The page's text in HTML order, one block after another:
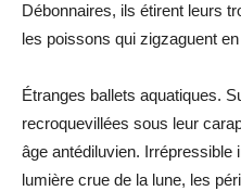
Débonnaires, ils étirent leurs
les poissons qui zigzaguent
Étranges ballets aquatiques.
recroquevillées sous leur
âge antédiluvien. Irrépressible
lumière crue de la lune, les